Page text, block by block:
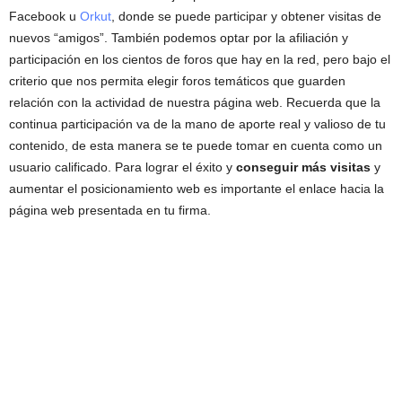
Facebook u Orkut , donde se puede participar y obtener visitas de
nuevos “amigos”. También podemos optar por la afiliación y
participación en los cientos de foros que hay en la red, pero bajo el
criterio que nos permita elegir foros temáticos que guarden
relación con la actividad de nuestra página web. Recuerda que la
continua participación va de la mano de aporte real y valioso de tu
contenido, de esta manera se te puede tomar en cuenta como un
usuario calificado. Para lograr el éxito y conseguir más visitas y
aumentar el posicionamiento web es importante el enlace hacia la
página web presentada en tu firma.